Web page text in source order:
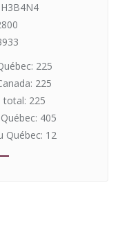
225
225
total: 225
405
Québec: 12